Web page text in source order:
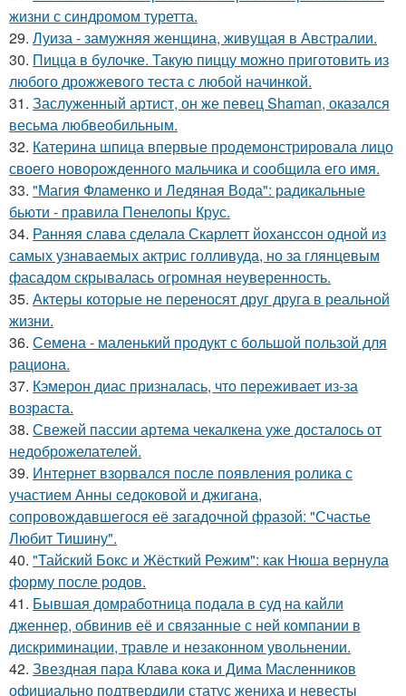
жизни с синдромом туретта.
29. Луиза - замужняя женщина, живущая в Австралии.
30. Пицца в булочке. Такую пиццу можно приготовить из
любого дрожжевого теста с любой начинкой.
31. Заслуженный артист, он же певец Shaman, оказался
весьма любвеобильным.
32. Катерина шпица впервые продемонстрировала лицо
своего новорожденного мальчика и сообщила его имя.
33. "Магия Фламенко и Ледяная Вода": радикальные
бьюти - правила Пенелопы Крус.
34. Ранняя слава сделала Скарлетт йоханссон одной из
самых узнаваемых актрис голливуда, но за глянцевым
фасадом скрывалась огромная неуверенность.
35. Актеры которые не переносят друг друга в реальной
жизни.
36. Семена - маленький продукт с большой пользой для
рациона.
37. Кэмерон диас призналась, что переживает из-за
возраста.
38. Свежей пассии артема чекалкена уже досталось от
недоброжелателей.
39. Интернет взорвался после появления ролика с
участием Анны седоковой и джигана,
сопровождавшегося её загадочной фразой: "Счастье
Любит Тишину".
40. "Тайский Бокс и Жёсткий Режим": как Нюша вернула
форму после родов.
41. Бывшая домработница подала в суд на кайли
дженнер, обвинив её и связанные с ней компании в
дискриминации, травле и незаконном увольнении.
42. Звездная пара Клава кока и Дима Масленников
официально подтвердили статус жениха и невесты